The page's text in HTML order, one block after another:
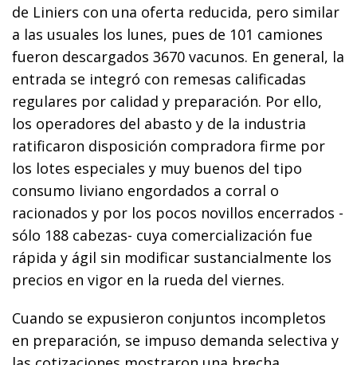
de Liniers con una oferta reducida, pero similar
a las usuales los lunes, pues de 101 camiones
fueron descargados 3670 vacunos. En general, la
entrada se integró con remesas calificadas
regulares por calidad y preparación. Por ello,
los operadores del abasto y de la industria
ratificaron disposición compradora firme por
los lotes especiales y muy buenos del tipo
consumo liviano engordados a corral o
racionados y por los pocos novillos encerrados -
sólo 188 cabezas- cuya comercialización fue
rápida y ágil sin modificar sustancialmente los
precios en vigor en la rueda del viernes.
Cuando se expusieron conjuntos incompletos
en preparación, se impuso demanda selectiva y